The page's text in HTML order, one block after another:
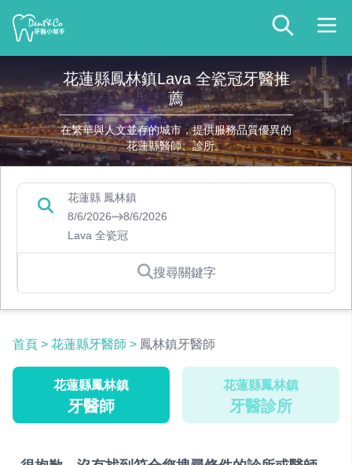
花蓮縣鳳林鎮Lava 全瓷冠牙醫推
薦
在繁華與人文並存的城市，提供服務品質優異的
花蓮縣醫師、診所。
花蓮縣 鳳林鎮
8/6/2026
8/6/2026
Lava 全瓷冠
搜尋關鍵字
首頁 > 花蓮縣牙醫師 > 鳳林鎮牙醫師
花蓮縣鳳林鎮
牙醫師
花蓮縣鳳林鎮
牙醫診所